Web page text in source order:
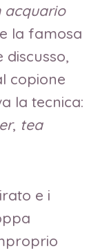
acquario
la famosa
discusso,
copione
la tecnica:
, tea
e i